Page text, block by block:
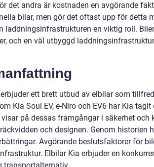
det andra är kostnaden en avgörande
bilar, men gör det oftast upp för detta
laddningsinfrastrukturen en viktig roll.
och en väl utbyggd
ett brett utbud av elbilar som
Kia Soul EV, e-Niro och EV6 har Kia
på dessas framgångar i säkerhet
och designen. Genom historien
Avgörande beslutsfaktorer för
Elbilar Kia erbjuder en